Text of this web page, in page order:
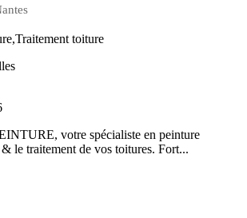
toiture
votre spécialiste en peinture
le traitement de vos toitures. Fort...